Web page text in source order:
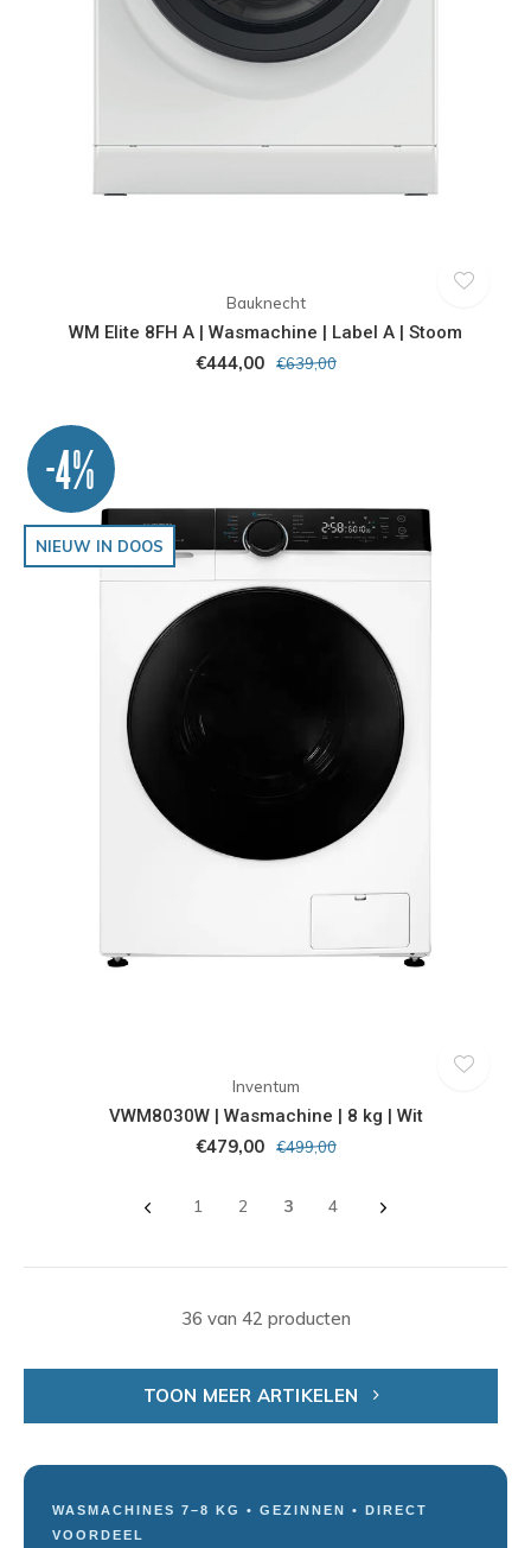
Bauknecht
WM Elite 8FH A | Wasmachine | Label A | Stoom
€444,00 €639,00
-4%
NIEUW IN DOOS
Inventum
VWM8030W | Wasmachine | 8 kg | Wit
€479,00 €499,00
1 2 3 4
36 van 42 producten
TOON MEER ARTIKELEN
WASMACHINES 7–8 KG • GEZINNEN • DIRECT
VOORDEEL